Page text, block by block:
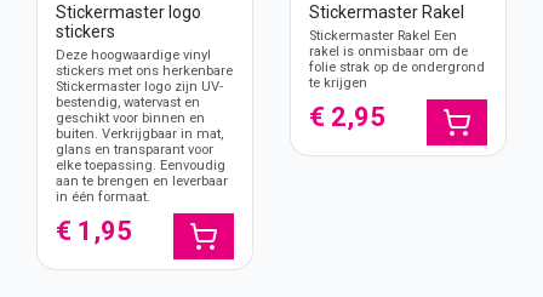
Stickermaster logo
stickers
Deze hoogwaardige vinyl
stickers met ons herkenbare
Stickermaster logo zijn UV-
bestendig, watervast en
geschikt voor binnen en
buiten. Verkrijgbaar in mat,
glans en transparant voor
elke toepassing. Eenvoudig
aan te brengen en leverbaar
in één formaat.
€ 1,95
Stickermaster Rakel
Stickermaster Rakel Een
rakel is onmisbaar om de
folie strak op de ondergrond
te krijgen
€ 2,95